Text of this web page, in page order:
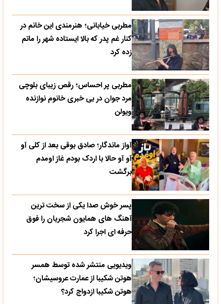
مطربی خیابانی؛ هنرمندی این خانم در
کنار غم پدر که بالا ایستاده شهر را ماتم
زده کرد
مطربی پر احساس؛ رقص زیبای بلوچی
مرد جوان در بی خبری خانوم نوازنده
ویولن
آواز ماندگار؛ صادق بوقی بعد از کلی آو
آو آو حالا با اردک بودم غاز اومدم
برگشت
پسر خوش صدا یکی از سخت ترین
آهنگ های همایون شجریان را فوق
حرفه ای اجرا کرد
ویدیویی منتشر شده توسط همسر
هوتن شکیبا از عمارت عروسیشان؛
هوتن شکیبا ازدواج کرد؟